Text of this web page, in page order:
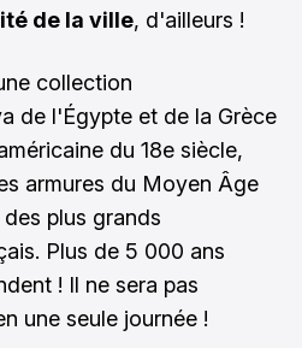
de la ville, d'ailleurs !
collection
de l'Égypte et de la Grèce
du 18e siècle,
armures du Moyen Âge
plus grands
Plus de 5 000 ans
! Il ne sera pas
une seule journée !